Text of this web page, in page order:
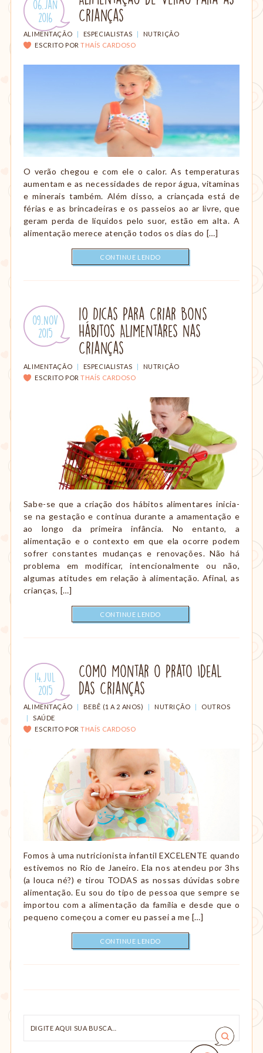
amamentação,
Montessori,
viagem
etc.
Publicado
em:
06.Jan
.
2016
Crianças
CATEGORIAS:
ALIMENTAÇÃO ESPECIALISTAS
NUTRIÇÃO
ESCRITO POR THAÍS CARDOSO
O verão chegou e com ele o calor. As temperaturas
aumentam e as necessidades de repor água, vitaminas
e minerais também. Além disso, a criançada está de
férias e as brincadeiras e os passeios ao ar livre, que
geram perda de líquidos pelo suor, estão em alta. A
alimentação merece atenção todos os dias do […]
CONTINUE LENDO
Publicado
em:
09.Nov
.
2015
10 Dicas Para Criar Bons
Hábitos Alimentares nas
Crianças
CATEGORIAS:
ALIMENTAÇÃO | ESPECIALISTAS |
NUTRIÇÃO
ESCRITO POR THAÍS CARDOSO
Sabe-se que a criação dos hábitos alimentares inicia-
se na gestação e continua durante a amamentação e
ao longo da primeira infância. No entanto, a
alimentação e o contexto em que ela ocorre podem
sofrer constantes mudanças e renovações. Não há
problema em modificar, intencionalmente ou não,
algumas atitudes em relação à alimentação. Afinal, as
crianças, […]
CONTINUE LENDO
Publicado
em:
14.Jul
.
2015
Como Montar o Prato Ideal
das Crianças
CATEGORIAS:
ALIMENTAÇÃO | BEBÊ (1 A 2 ANOS) | NUTRIÇÃO |
OUTROS
|
SAÚDE
ESCRITO POR THAÍS CARDOSO
Fomos à uma nutricionista infantil EXCELENTE quando
estivemos no Rio de Janeiro. Ela nos atendeu por 3hs
(a louca né?) e tirou TODAS as nossas dúvidas sobre
alimentação. Eu sou do tipo de pessoa que sempre se
importou com a alimentação da família e desde que o
pequeno começou a comer eu passei a me […]
CONTINUE LENDO
aqui